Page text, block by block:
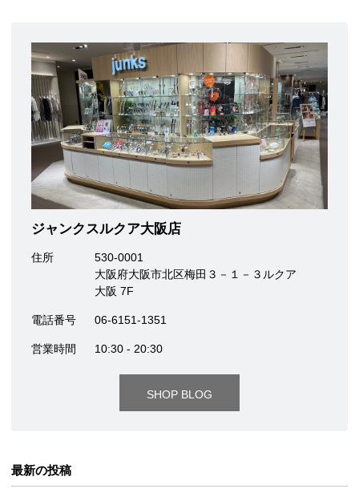
ジャンクスルクア大阪店
住所
530-0001
大阪府大阪市北区梅田３－１－３ルクア
大阪 7F
電話番号 06-6151-1351
営業時間 10:30 - 20:30
SHOP BLOG
最新の投稿